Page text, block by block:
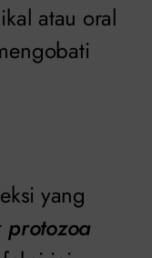
atau oral
yang
protozoa